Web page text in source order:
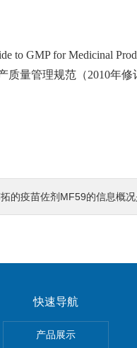
to GMP for Medicinal
质量管理规范（2010年修
的疫苗佐剂MF59的信息概况是什
快速导航
产品展示